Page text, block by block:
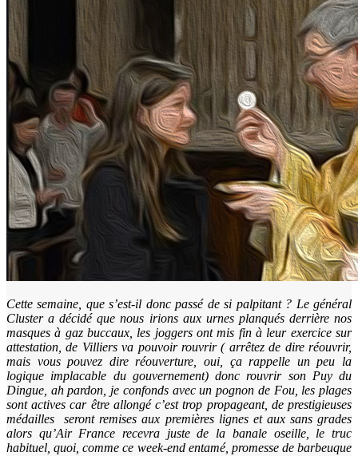
Cette semaine, que s’est-il donc passé de si palpitant ? Le général
Cluster a décidé que nous irions aux urnes planqués derrière nos
masques à gaz buccaux, les joggers ont mis fin à leur exercice sur
attestation, de Villiers va pouvoir rouvrir ( arrêtez de dire réouvrir,
mais vous pouvez dire réouverture, oui, ça rappelle un peu la
logique implacable du gouvernement) donc rouvrir son Puy du
Dingue, ah pardon, je confonds avec un pognon de Fou, les plages
sont actives car être allongé c’est trop propageant, de prestigieuses
médailles seront remises aux premières lignes et aux sans grades
alors qu’Air France recevra juste de la banale oseille, le truc
habituel, quoi, comme ce week-end entamé, promesse de barbeuque